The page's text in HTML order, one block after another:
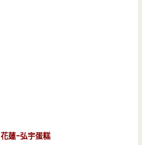
花蓮-弘宇蛋糕